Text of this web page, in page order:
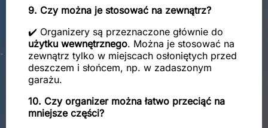
9. Czy można je stosować na zewnątrz?
✔️ Organizery są przeznaczone głównie do
użytku wewnętrznego. Można je stosować na
zewnątrz tylko w miejscach osłoniętych przed
deszczem i słońcem, np. w zadaszonym
garażu.
10. Czy organizer można łatwo przeciąć na
mniejsze części?